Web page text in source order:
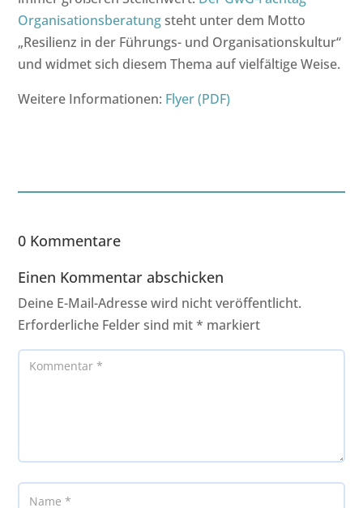
Organisationsberatungsteht unter dem Motto
„Resilienz in der Führungs- und Organisationskultur“
und widmet sich diesem Thema auf vielfältige Weise.
Weitere Informationen: Flyer (PDF)
0 Kommentare
Einen Kommentar abschicken
Deine E-Mail-Adresse wird nicht veröffentlicht.
Erforderliche Felder sind mit* markiert